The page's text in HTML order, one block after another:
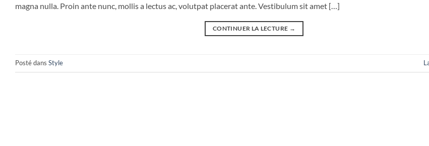
magna nulla. Proin ante nunc, mollis a lectus ac, volutpat placerat ante. Vestibulum sit amet […]
CONTINUER LA LECTURE →
Posté dans Style